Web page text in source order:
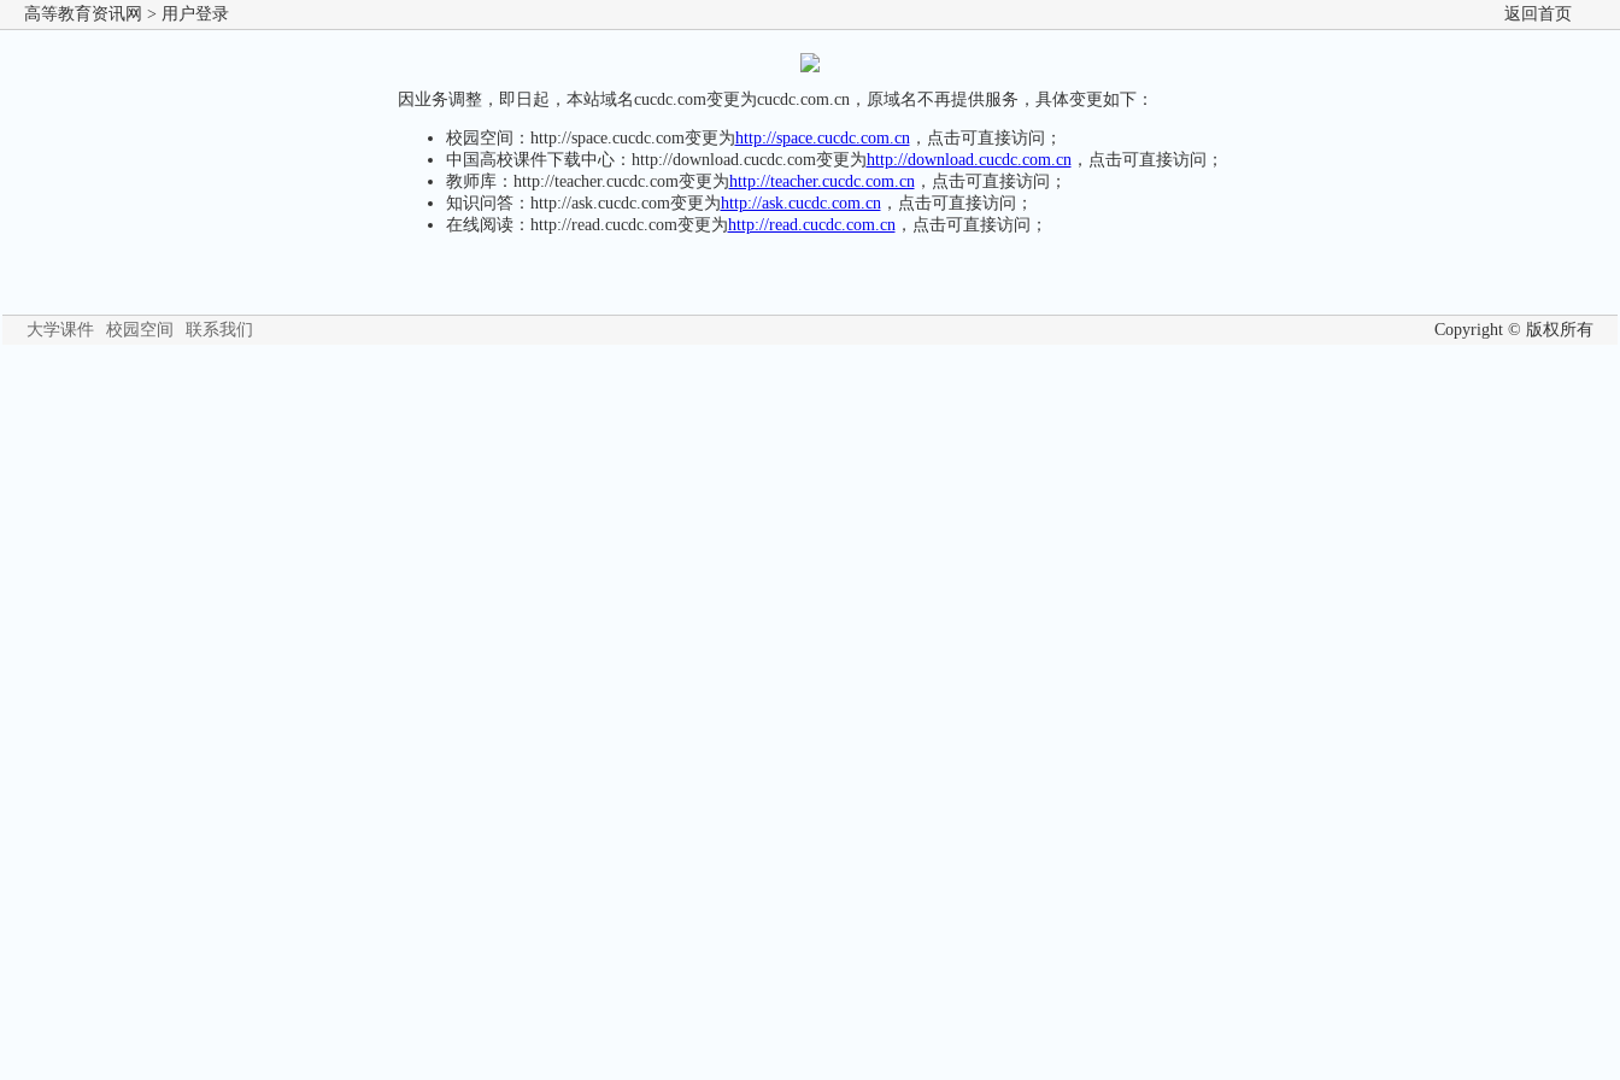
高等教育资讯网 > 用户登录 返回首页
因业务调整，即日起，本站域名cucdc.com变更为cucdc.com.cn，原域名不再提供服务，具体变更如下：
校园空间：http://space.cucdc.com变更为http://space.cucdc.com.cn，点击可直接访问；
中国高校课件下载中心：http://download.cucdc.com变更为http://download.cucdc.com.cn，点击可直接访问；
教师库：http://teacher.cucdc.com变更为http://teacher.cucdc.com.cn，点击可直接访问；
知识问答：http://ask.cucdc.com变更为http://ask.cucdc.com.cn，点击可直接访问；
在线阅读：http://read.cucdc.com变更为http://read.cucdc.com.cn，点击可直接访问；
大学课件 校园空间 联系我们 Copyright © 版权所有